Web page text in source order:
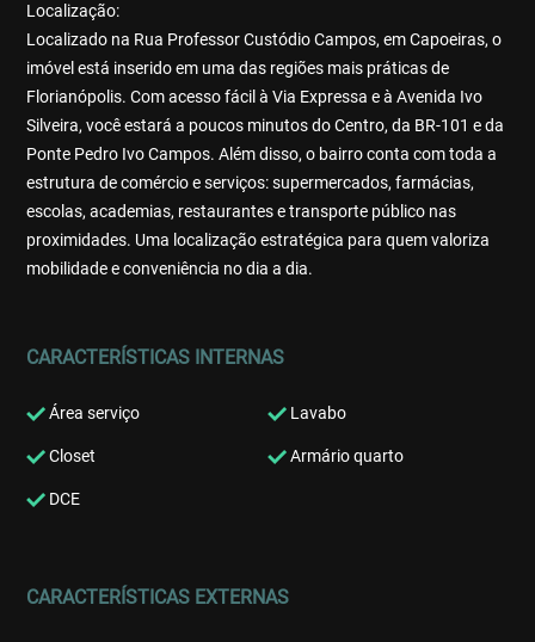
Localização:
Localizado na Rua Professor Custódio Campos, em Capoeiras, o
imóvel está inserido em uma das regiões mais práticas de
Florianópolis. Com acesso fácil à Via Expressa e à Avenida Ivo
Silveira, você estará a poucos minutos do Centro, da BR-101 e da
Ponte Pedro Ivo Campos. Além disso, o bairro conta com toda a
estrutura de comércio e serviços: supermercados, farmácias,
escolas, academias, restaurantes e transporte público nas
proximidades. Uma localização estratégica para quem valoriza
mobilidade e conveniência no dia a dia.
CARACTERÍSTICAS INTERNAS
Área serviço Lavabo
Closet Armário quarto
DCE
CARACTERÍSTICAS EXTERNAS